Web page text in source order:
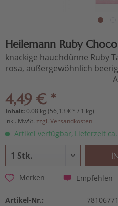
Heilemann Ruby
knackige hauchdünne Ruby
rosa, außergewöhnlich
4,49 € *
Inhalt:0.08 kg (56,13 € * / 1 kg)
inkl. MwSt. zzgl. Versandkosten
Artikel verfügbar, Lieferzeit
Merken Empfehlen
Artikel-Nr.: 78106771